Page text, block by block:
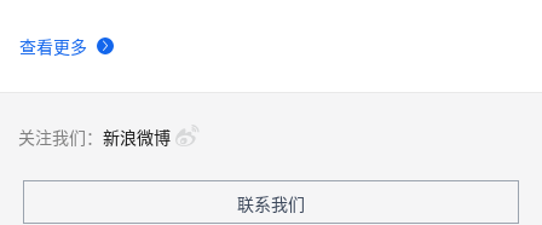
查看更多
关注我们： 新浪微博
联系我们